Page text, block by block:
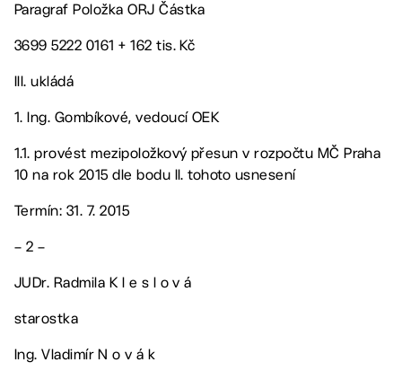
Paragraf Položka ORJ Částka
3699 5222 0161 + 162 tis. Kč
III. ukládá
1. Ing. Gombíkové, vedoucí OEK
1.1. provést mezipoložkový přesun v rozpočtu MČ Praha
10 na rok 2015 dle bodu II. tohoto usnesení
Termín: 31. 7. 2015
– 2 –
JUDr. Radmila K l e s l o v á
starostka
Ing. Vladimír N o v á k